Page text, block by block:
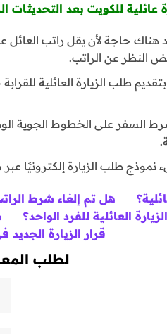
للكويت بعد التحديثات
هناك حاجة لأن يقل راتب
النظر عن الراتب.
طلب الزيارة العائلية
السفر على الخطوط الجوية
طلب الزيارة إلكترونيًا
هل تم إلغاء شرط
العائلية للفرد الواحد؟
قرار الزيارة الجديد في
لطلب